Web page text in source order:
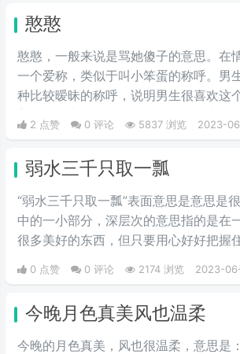
则指触及到女方上身的部位这种层
次，那本垒就指男女发生了关系。
憨憨
憨憨，一般来说是骂她傻子的意思。在
一个爱称，类似于叫小笨蛋的称呼。男
种比较暧昧的称呼，说明男生很喜欢这
的女朋友很疼爱。
2 点赞 0 评论 5837 浏览 2023-
弱水三千只取一瓢
“弱水三千只取一瓢”表面意思是意思是
中的一小部分，深层次的意思指的是在
很多美好的东西，但只要用心好好把握
子，比喻对爱情忠贞、专一，这里的弱
0 点赞 0 评论 2174 浏览 2023-
今晚月色真美风也温柔
今晚的月色真美，风也很温柔，意思是